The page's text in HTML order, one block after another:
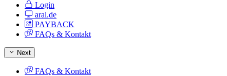
Login
aral.de
PAYBACK
FAQs & Kontakt
Next
FAQs & Kontakt